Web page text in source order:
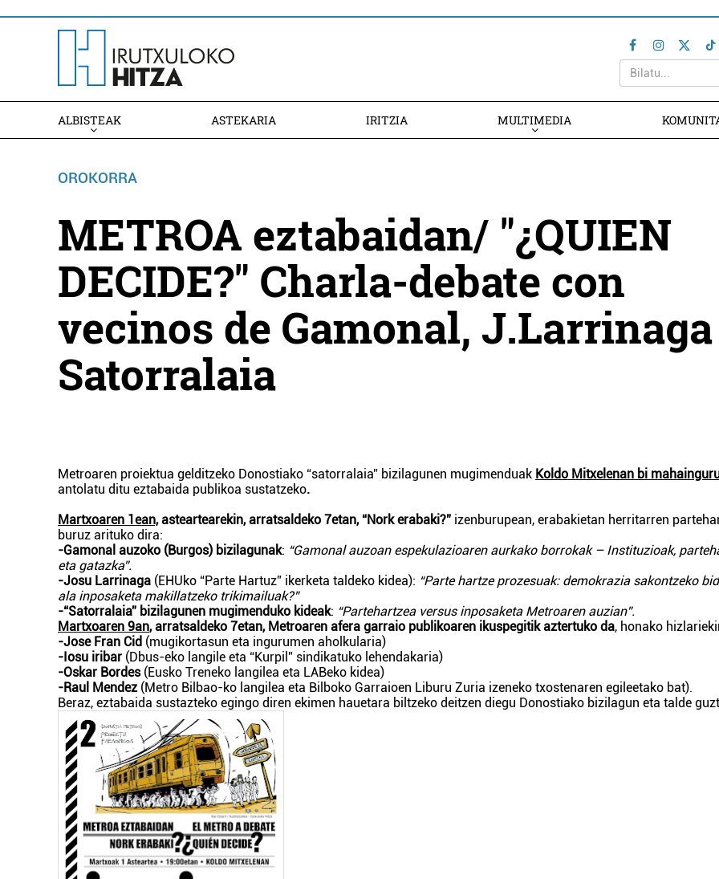
ALBISTEAK ASTEKARIA IRITZIA MULTIMEDIA
OROKORRA
METROA eztabaidan/ "¿QUIEN
DECIDE?" Charla-debate con
vecinos de Gamonal,
Satorralaia
Metroaren proiektua gelditzeko Donostiako “satorralaia” bizilagunen mugimenduak Koldo Mitxelenan bi
antolatu ditu eztabaida publikoa sustatzeko.
Martxoaren 1ean,asteartearekin, arratsaldeko 7etan, “Nork erabaki?” izenburupean, erabakietan herritarren
buruz arituko dira:
-Gamonal auzoko (Burgos) bizilagunak: “Gamonal auzoan espekulazioaren aurkako borrokak – Instituzioak,
eta gatazka”.
-Josu Larrinaga (EHUko “Parte Hartuz” ikerketa taldeko kidea): “Parte hartze prozesuak: demokrazia sakontzeko
ala inposaketa makillatzeko trikimailuak?”
-“Satorralaia” bizilagunen mugimenduko kideak: “Partehartzea versus inposaketa Metroaren auzian”.
Martxoaren 9an, arratsaldeko 7etan, Metroaren afera garraio publikoaren ikuspegitik aztertuko da, honako
-Jose Fran Cid (mugikortasun eta ingurumen aholkularia)
-Iosu iribar (Dbus-eko langile eta “Kurpil” sindikatuko lehendakaria)
-Oskar Bordes (Eusko Treneko langilea eta LABeko kidea)
-Raul Mendez(Metro Bilbao-ko langilea eta Bilboko Garraioen Liburu Zuria izeneko txostenaren egileetako bat).
Beraz, eztabaida sustazteko egingo diren ekimen hauetara biltzeko deitzen diegu Donostiako bizilagun eta talde